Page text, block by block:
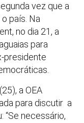
vez que a
país. Na
no dia 21, a
para
presidente
a OEA
para discutir a
“Se necessário,